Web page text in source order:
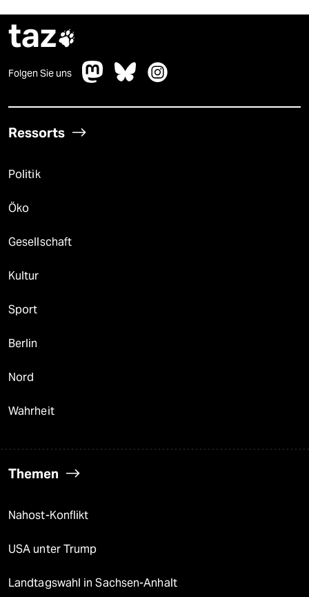
taz
Folgen Sie uns
Ressorts
Politik
Öko
Gesellschaft
Kultur
Sport
Berlin
Nord
Wahrheit
Themen
Nahost-Konflikt
USA unter Trump
Landtagswahl in Sachsen-Anhalt